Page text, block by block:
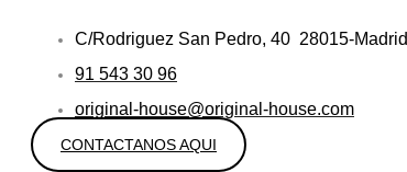
C/Rodriguez San Pedro, 40 28015-Madrid
91 543 30 96
original-house@original-house.com
CONTACTANOS AQUI